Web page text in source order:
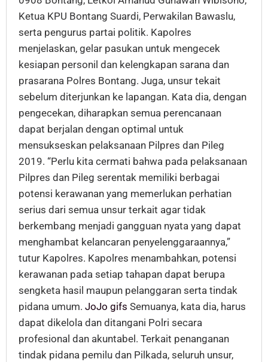
Ketua KPU Bontang Suardi, Perwakilan Bawaslu,
serta pengurus partai politik. Kapolres
menjelaskan, gelar pasukan untuk mengecek
kesiapan personil dan kelengkapan sarana dan
prasarana Polres Bontang. Juga, unsur tekait
sebelum diterjunkan ke lapangan. Kata dia, dengan
pengecekan, diharapkan semua perencanaan
dapat berjalan dengan optimal untuk
mensukseskan pelaksanaan Pilpres dan Pileg
2019. “Perlu kita cermati bahwa pada pelaksanaan
Pilpres dan Pileg serentak memiliki berbagai
potensi kerawanan yang memerlukan perhatian
serius dari semua unsur terkait agar tidak
berkembang menjadi gangguan nyata yang dapat
menghambat kelancaran penyelenggaraannya,”
tutur Kapolres. Kapolres menambahkan, potensi
kerawanan pada setiap tahapan dapat berupa
sengketa hasil maupun pelanggaran serta tindak
pidana umum. JoJo gifs Semuanya, kata dia, harus
dapat dikelola dan ditangani Polri secara
profesional dan akuntabel. Terkait penanganan
tindak pidana pemilu dan Pilkada, seluruh unsur,